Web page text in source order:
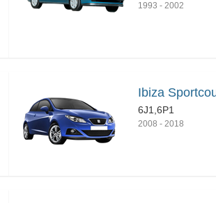
1993 - 2002
Ibiza
6J1,6P1
2008 - 2018